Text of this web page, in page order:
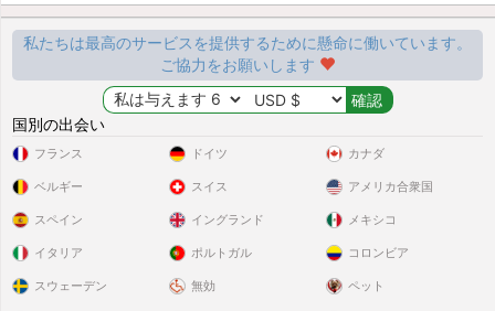
私たちは最高のサービスを提供するために懸命に働いています。
ご協力をお願いします
国別の出会い
フランス
ベルギー
スペイン
イタリア
スウェーデン
ドイツ
スイス
イングランド
ポルトガル
無効
カナダ
アメリカ合衆国
メキシコ
コロンビア
ペット